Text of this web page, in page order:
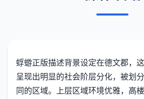
蜉蝣正版描述背景设定在德文郡，
呈现出明显的社会阶层分化，被划
同的区域。上层区域环境优雅，高